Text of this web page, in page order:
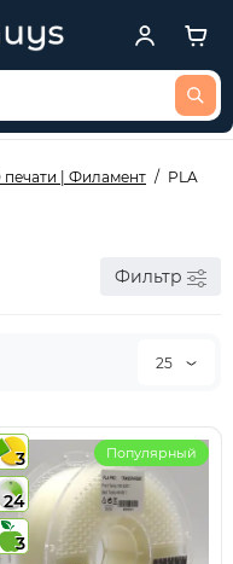
печати | Филамент PLA
Фильтр
25
3
24
3
Популярный